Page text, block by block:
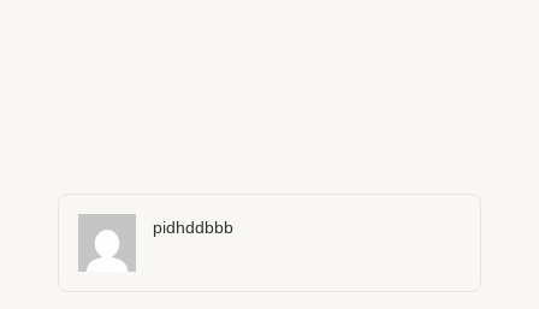
pidhddbbb